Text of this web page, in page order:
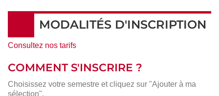
MODALITÉS D'INSCRIPTION
Consultez nos tarifs
COMMENT S'INSCRIRE ?
Choisissez votre semestre et cliquez sur "Ajouter à ma
sélection".